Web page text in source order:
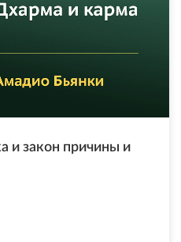
и закон причины и